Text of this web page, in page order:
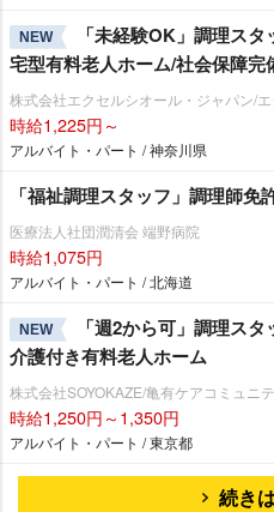
NEW
「未経験OK」調理ス
宅型有料老人ホーム/社会保障完
株式会社エクセルシオール・ジャパン/
時給1,225円～
アルバイト・パート / 神奈川県
「福祉調理スタッフ」調理師免
医療法人社団潤清会 端野病院
時給1,075円
アルバイト・パート / 北海道
NEW
「週2から可」調理ス
介護付き有料老人ホーム
株式会社SOYOKAZE/亀有ケアコミュニ
時給1,250円～1,350円
アルバイト・パート / 東京都
続き